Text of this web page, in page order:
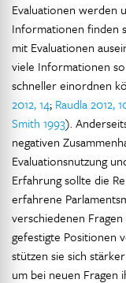
Evaluationen werden
Informationen finden
mit Evaluationen
viele Informationen
schneller einordnen
2012, 14; Raudla 2012,
Smith 1993).
negativen
Evaluationsnutzung
Erfahrung sollte die
erfahrene
verschiedenen
gefestigte Positionen
stützen sie sich
um bei neuen Fragen